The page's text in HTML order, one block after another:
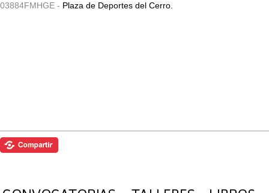
03884FMHGE - Plaza de Deportes del Cerro.